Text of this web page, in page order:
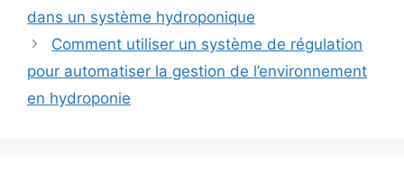
dans un système hydroponique
Comment utiliser un système de régulation
pour automatiser la gestion de l’environnement
en hydroponie